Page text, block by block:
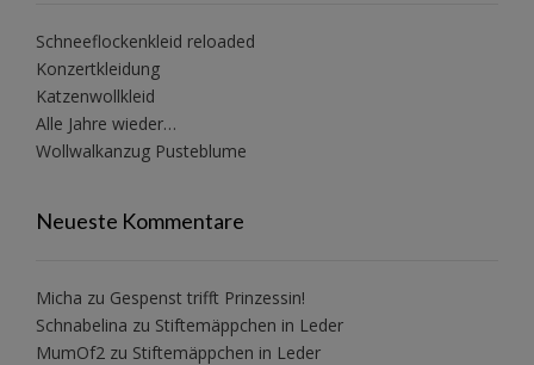
Schneeflockenkleid reloaded
Konzertkleidung
Katzenwollkleid
Alle Jahre wieder…
Wollwalkanzug Pusteblume
Neueste Kommentare
Micha zu Gespenst trifft Prinzessin!
Schnabelina zu Stiftemäppchen in Leder
MumOf2 zu Stiftemäppchen in Leder